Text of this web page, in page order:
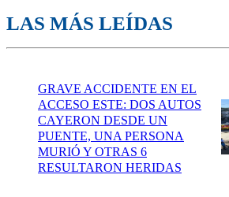
LAS MÁS LEÍDAS
GRAVE ACCIDENTE EN EL
ACCESO ESTE: DOS AUTOS
CAYERON DESDE UN
PUENTE, UNA PERSONA
MURIÓ Y OTRAS 6
RESULTARON HERIDAS